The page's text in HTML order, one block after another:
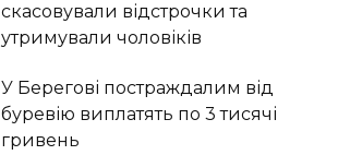
скасовували відстрочки та
утримували чоловіків
У Берегові постраждалим від
буревію виплатять по 3 тисячі
гривень